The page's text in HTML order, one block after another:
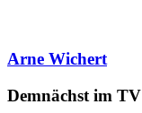
Arne Wichert
Demnächst im TV